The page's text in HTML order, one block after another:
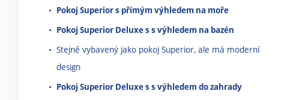
Pokoj Superior s přímým výhledem na moře
Pokoj Superior Deluxe s s výhledem na bazén
Stejně vybavený jako pokoj Superior, ale má moderní
design
Pokoj Superior Deluxe s s výhledem do zahrady